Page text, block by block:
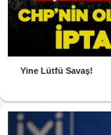
Yine Lütfü Savaş!